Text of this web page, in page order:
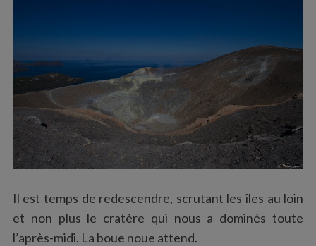
Il est temps de redescendre, scrutant les îles au loin
et non plus le cratère qui nous a dominés toute
l’après-midi. La boue noue attend.